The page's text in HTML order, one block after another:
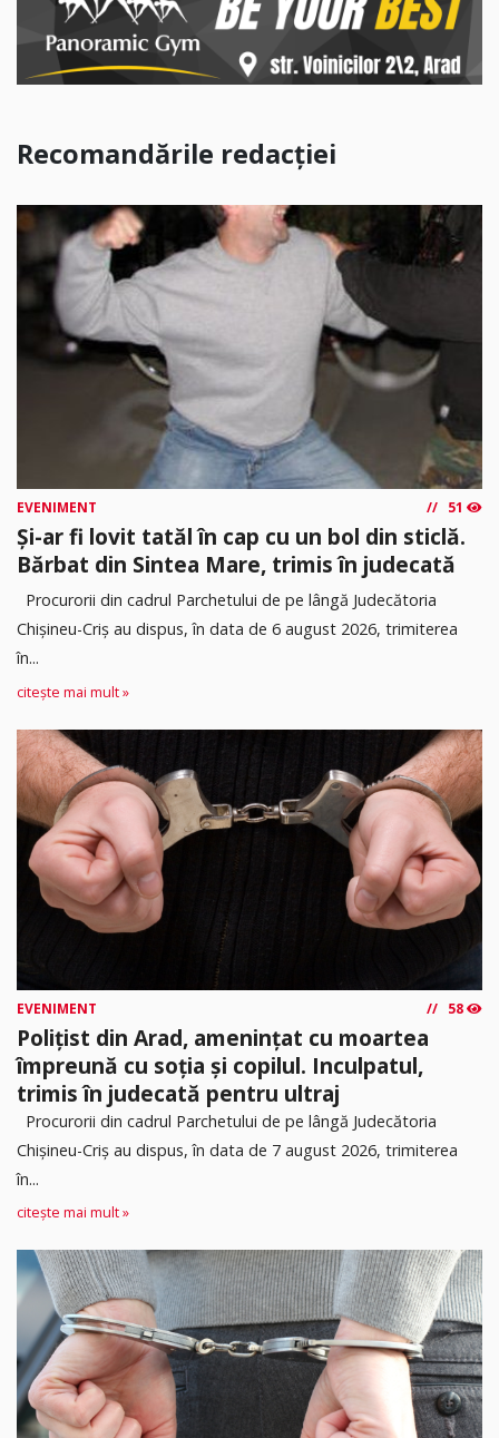
Recomandările redacției
EVENIMENT 51
Și-ar fi lovit tatăl în cap cu un bol din sticlă.
Bărbat din Sintea Mare, trimis în judecată
Procurorii din cadrul Parchetului de pe lângă Judecătoria
Chișineu-Criș au dispus, în data de 6 august 2026, trimiterea
în...
citește mai mult »
EVENIMENT 58
Polițist din Arad, amenințat cu moartea
împreună cu soția și copilul. Inculpatul,
trimis în judecată pentru ultraj
Procurorii din cadrul Parchetului de pe lângă Judecătoria
Chișineu-Criș au dispus, în data de 7 august 2026, trimiterea
în...
citește mai mult »